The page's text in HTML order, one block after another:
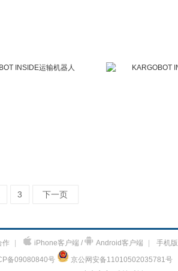
3 下一页
作 iPhone客户端 / Android客户端 手机版
备09080840号
京公网安备11010502035781号